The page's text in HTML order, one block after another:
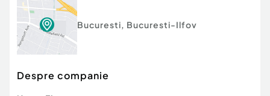
Bucuresti, Bucuresti-Ilfov
Despre companie